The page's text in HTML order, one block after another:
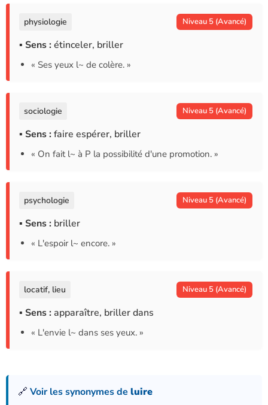
physiologie Niveau 5 (Avancé)
▪ Sens : étinceler, briller
« Ses yeux l~ de colère. »
sociologie Niveau 5 (Avancé)
▪ Sens : faire espérer, briller
« On fait l~ à P la possibilité d'une promotion. »
psychologie Niveau 5 (Avancé)
▪ Sens : briller
« L'espoir l~ encore. »
locatif, lieu Niveau 5 (Avancé)
▪ Sens : apparaître, briller dans
« L'envie l~ dans ses yeux. »
🔗 Voir les synonymes de luire